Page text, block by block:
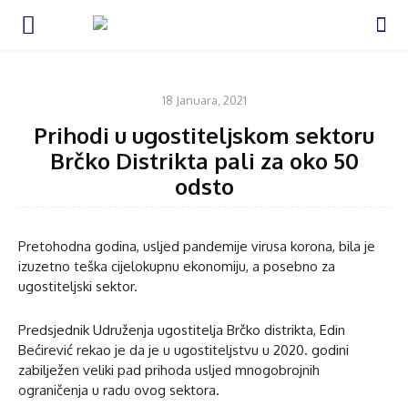
18 Januara, 2021
Prihodi u ugostiteljskom sektoru
Brčko Distrikta pali za oko 50
odsto
Pretohodna godina, usljed pandemije virusa korona, bila je
izuzetno teška cijelokupnu ekonomiju, a posebno za
ugostiteljski sektor.
Predsjednik Udruženja ugostitelja Brčko distrikta, Edin
Bećirević rekao je da je u ugostiteljstvu u 2020. godini
zabilježen veliki pad prihoda usljed mnogobrojnih
ograničenja u radu ovog sektora.